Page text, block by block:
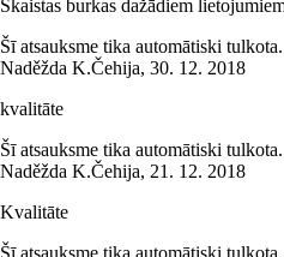
Skaistas burkas dažādiem
Šī atsauksme tika automātiski tulkota.
Naděžda K.Čehija, 30. 12. 2018
kvalitāte
Šī atsauksme tika automātiski tulkota.
Naděžda K.Čehija, 21. 12. 2018
Kvalitāte
Šī atsauksme tika automātiski tulkota.